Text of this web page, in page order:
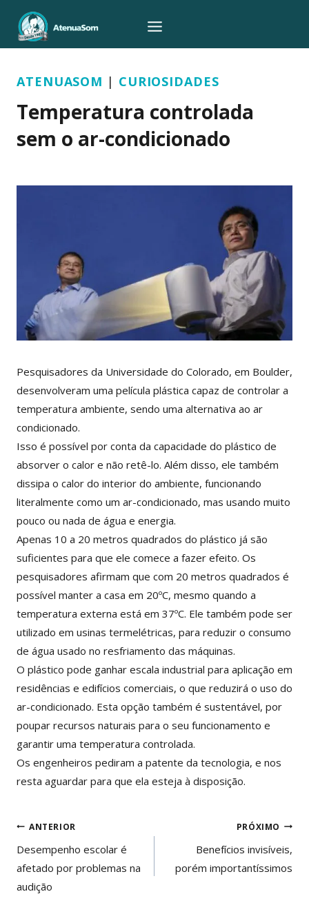
para
o
ATENUASOM | CURIOSIDADES
Temperatura controlada
sem o ar-condicionado
Pesquisadores da Universidade do Colorado, em Boulder,
desenvolveram uma película plástica capaz de controlar a
temperatura ambiente, sendo uma alternativa ao ar
condicionado.
Isso é possível por conta da capacidade do plástico de
absorver o calor e não retê-lo. Além disso, ele também
dissipa o calor do interior do ambiente, funcionando
literalmente como um ar-condicionado, mas usando muito
pouco ou nada de água e energia.
Apenas 10 a 20 metros quadrados do plástico já são
suficientes para que ele comece a fazer efeito. Os
pesquisadores afirmam que com 20 metros quadrados é
possível manter a casa em 20ºC, mesmo quando a
temperatura externa está em 37ºC. Ele também pode ser
utilizado em usinas termelétricas, para reduzir o consumo
de água usado no resfriamento das máquinas.
O plástico pode ganhar escala industrial para aplicação em
residências e edifícios comerciais, o que reduzirá o uso do
ar-condicionado. Esta opção também é sustentável, por
poupar recursos naturais para o seu funcionamento e
garantir uma temperatura controlada.
Os engenheiros pediram a patente da tecnologia, e nos
resta aguardar para que ela esteja à disposição.
Navegação
de
Post
ANTERIOR
Desempenho escolar é
afetado por problemas na
audição
PRÓXIMO
Benefícios invisíveis,
porém importantíssimos